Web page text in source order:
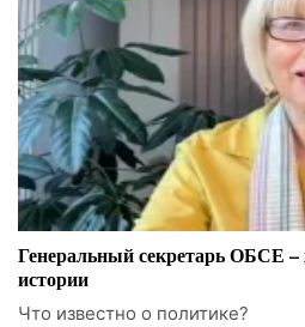
Генеральный секретарь ОБСЕ
истории
Что известно о политике?